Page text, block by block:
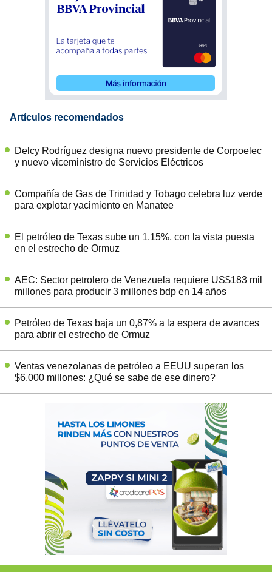
Artículos recomendados
Delcy Rodríguez designa nuevo presidente de Corpoelec
y nuevo viceministro de Servicios Eléctricos
Compañía de Gas de Trinidad y Tobago celebra luz verde
para explotar yacimiento en Manatee
El petróleo de Texas sube un 1,15%, con la vista puesta
en el estrecho de Ormuz
AEC: Sector petrolero de Venezuela requiere US$183 mil
millones para producir 3 millones bdp en 14 años
Petróleo de Texas baja un 0,87% a la espera de avances
para abrir el estrecho de Ormuz
Ventas venezolanas de petróleo a EEUU superan los
$6.000 millones: ¿Qué se sabe de ese dinero?